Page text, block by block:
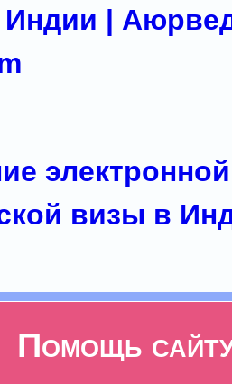
|
электронной
визы в
Помощь